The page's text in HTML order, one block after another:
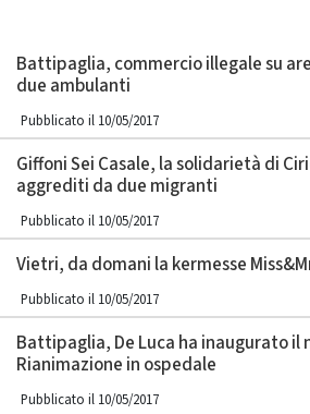
Battipaglia, commercio illegale su
due ambulanti
Pubblicato il 10/05/2017
Giffoni Sei Casale, la solidarietà di
aggrediti da due migranti
Pubblicato il 10/05/2017
Vietri, da domani la kermesse
Pubblicato il 10/05/2017
Battipaglia, De Luca ha inaugurato il
Rianimazione in ospedale
Pubblicato il 10/05/2017